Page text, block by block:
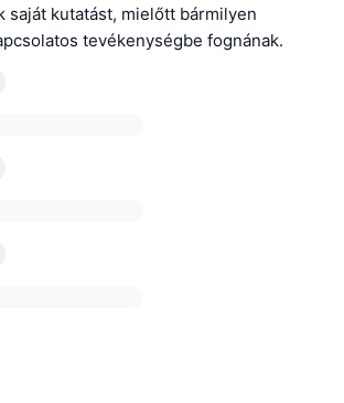
saját kutatást, mielőtt bármilyen
tevékenységbe fognának.